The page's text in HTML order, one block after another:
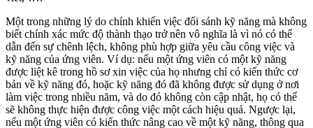
Một trong những lý do chính khiến việc đối sánh kỹ năng mà không
biết chính xác mức độ thành thạo trở nên vô nghĩa là vì nó có thể
dẫn đến sự chênh lệch, không phù hợp giữa yêu cầu công việc và
kỹ năng của ứng viên. Ví dụ: nếu một ứng viên có một kỹ năng
được liệt kê trong hồ sơ xin việc của họ nhưng chỉ có kiến thức cơ
bản về kỹ năng đó, hoặc kỹ năng đó đã không được sử dụng ở nơi
làm việc trong nhiều năm, và do đó không còn cập nhật, họ có thể
sẽ không thực hiện được công việc một cách hiệu quả. Ngược lại,
nếu một ứng viên có kiến thức nâng cao về một kỹ năng, thông qua